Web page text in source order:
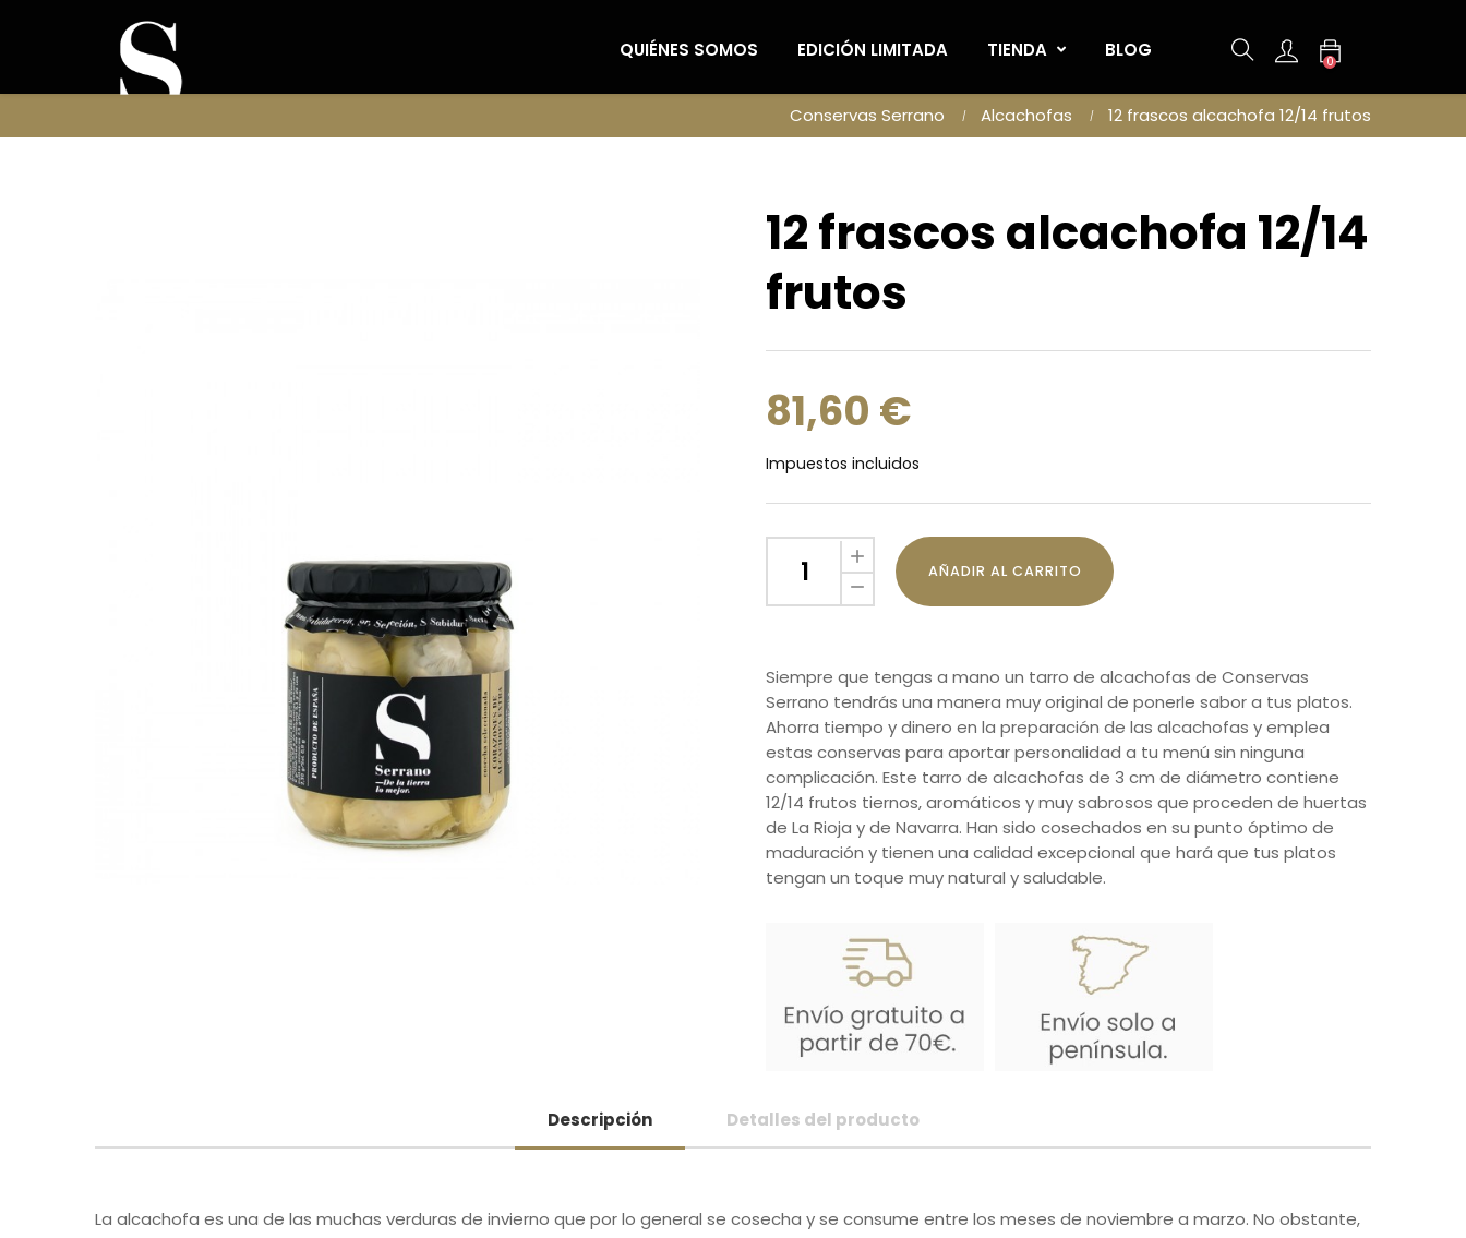
QUIÉNES SOMOS EDICIÓN LIMITADA TIENDA BLOG
0
Conservas Serrano Alcachofas 12 frascos alcachofa 12/14 frutos
12 frascos alcachofa 12/14
frutos
81,60 €
Impuestos incluidos
AÑADIR AL CARRITO
Siempre que tengas a mano un tarro de alcachofas de Conservas
Serrano tendrás una manera muy original de ponerle sabor a tus platos.
Ahorra tiempo y dinero en la preparación de las alcachofas y emplea
estas conservas para aportar personalidad a tu menú sin ninguna
complicación. Este tarro de alcachofas de 3 cm de diámetro contiene
12/14 frutos tiernos, aromáticos y muy sabrosos que proceden de huertas
de La Rioja y de Navarra. Han sido cosechados en su punto óptimo de
maduración y tienen una calidad excepcional que hará que tus platos
tengan un toque muy natural y saludable.
Descripción Detalles del producto
La alcachofa es una de las muchas verduras de invierno que por lo general se cosecha y se consume entre los meses de noviembre a marzo. No obstante,